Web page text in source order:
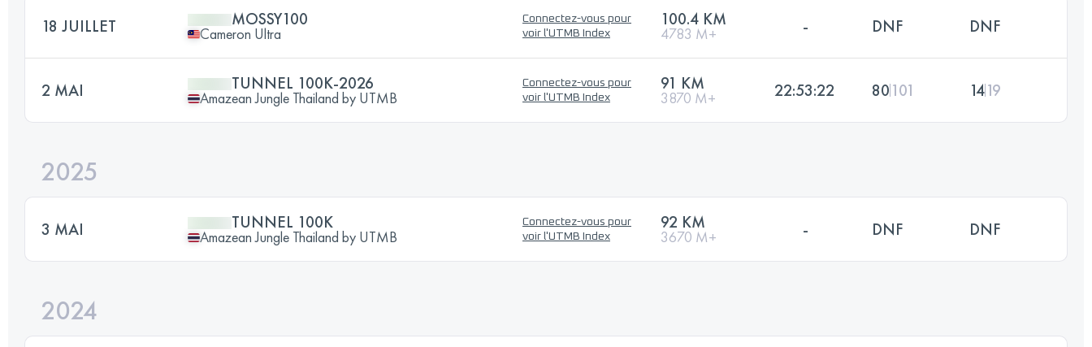
18 JUILLET MOSSY100
Cameron Ultra
Connectez-vous pour
voir l'UTMB Index
100.4 KM
4783 M+ - DNF DNF
2 MAI TUNNEL 100K-2026
Amazean Jungle Thailand by UTMB
Connectez-vous pour
voir l'UTMB Index
91 KM
3870 M+ 22:53:22 80101 1419
2025
3 MAI TUNNEL 100K
Amazean Jungle Thailand by UTMB
Connectez-vous pour
voir l'UTMB Index
92 KM
3670 M+ - DNF DNF
2024